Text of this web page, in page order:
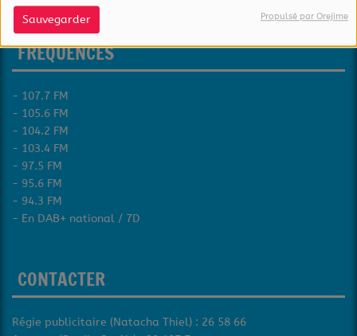
Sauvegarder Propulsé par Orejime
FRÉQUENCES
- 107.7 FM
- 105.6 FM
- 104.2 FM
- 103.4 FM
- 97.5 FM
- 95.6 FM
- 94.3 FM
- En DAB+ national / 7D
CONTACTER
Régie publicitaire (Natacha Thiel) : 26 58 66